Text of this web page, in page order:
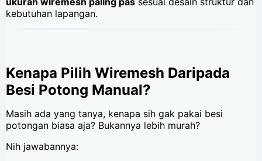
kebutuhan lapangan.
Kenapa Pilih Wiremesh Daripada
Besi Potong Manual?
Masih ada yang tanya, kenapa sih gak pakai besi
potongan biasa aja? Bukannya lebih murah?
Nih jawabannya: